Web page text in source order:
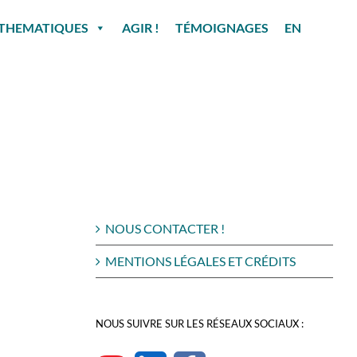
AGIR ! TÉMOIGNAGES EN
NOUS CONTACTER !
MENTIONS LÉGALES ET CRÉDITS
NOUS SUIVRE SUR LES RÉSEAUX SOCIAUX :